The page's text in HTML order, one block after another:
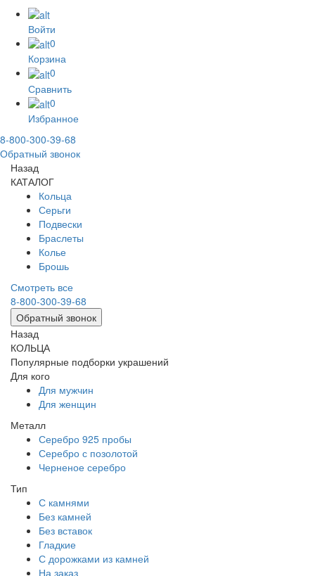
Войти
0
Корзина
0
Сравнить
0
Избранное
8-800-300-39-68
Обратный звонок
Назад
КАТАЛОГ
Кольца
Серьги
Подвески
Браслеты
Колье
Брошь
Смотреть все
8-800-300-39-68
Обратный звонок
Назад
КОЛЬЦА
Популярные подборки украшений
Для кого
Для мужчин
Для женщин
Металл
Серебро 925 пробы
Серебро с позолотой
Черненое серебро
Тип
С камнями
Без камней
Без вставок
Гладкие
С дорожками из камней
На заказ